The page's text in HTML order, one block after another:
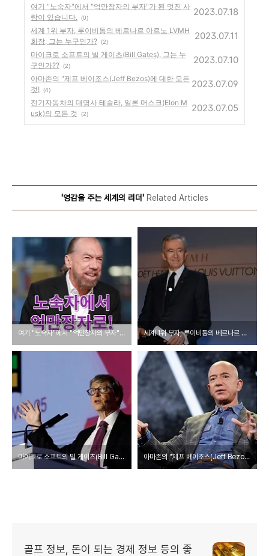
여기 "노숙자"에서 "억만장자의 부자"가 된 멋진 사
람이 있습니다. (0)
2023.07.18
세계 1위 부자, 루이비통의 베르나르 아르노 LVMH
회장, 그는 누구인가? (2)
2023.07.11
마이크로 소프트의 빌 게이츠(Bill Gates), 그는 누
구인가?? (2)
2023.07.10
아마존의 "제프 베이조스(Jeff Bezos)에 대한 모든
것! (4)
2023.07.09
전기자동차의 대명사 테슬라, 일론 머스크(Elon M
usk)의 모든 것
(2)
2023.07.05
'영감을 주는 세계의 리더'Related Articles
여기 "노숙자"에서 "억만장자의 부자"가 된 멋진 사람이 있습니다. 세계 1위 부자, 루이비통의 베르나르 아르노 LVMH회장, 그는 누구인가?
마이크로 소프트의 빌 게이츠(Bill Gates), 그는 누구인가?? 아마존의 "제프 베이조스(Jeff Bezos)에 대한 모든 것!
골프 정보, 돈이 되는 경제 정보 등의 좋